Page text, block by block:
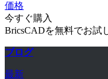
価格
今すぐ購入
BricsCADを無料でお試
ブログ
最新